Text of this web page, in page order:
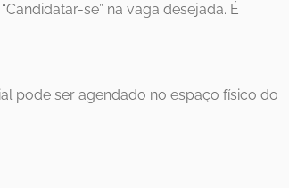
se” na vaga desejada. É
pode ser agendado no espaço físico do